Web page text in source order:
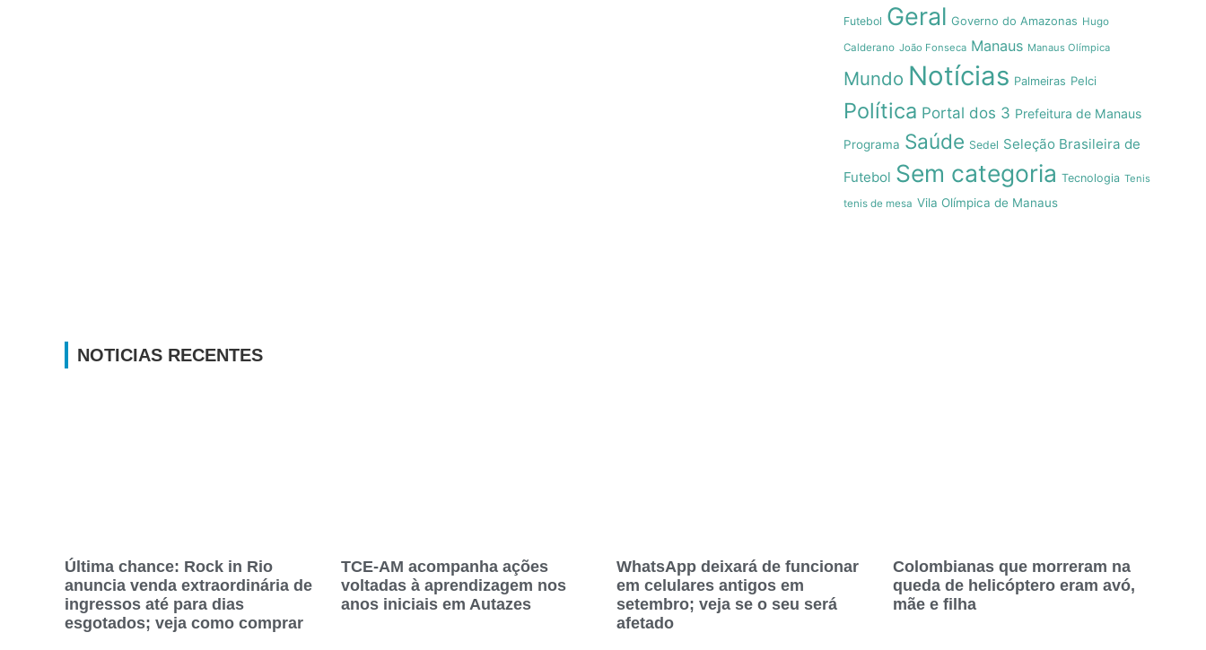
Futebol Geral Governo do Amazonas Hugo
Calderano João Fonseca Manaus Manaus Olímpica
Mundo Notícias Palmeiras Pelci
Política Portal dos 3 Prefeitura de Manaus
Programa Saúde Sedel Seleção Brasileira de
Futebol Sem categoria Tecnologia Tenis
tenis de mesa Vila Olímpica de Manaus
NOTICIAS RECENTES
Última chance: Rock in Rio
anuncia venda extraordinária de
ingressos até para dias
esgotados; veja como comprar
TCE-AM acompanha ações
voltadas à aprendizagem nos
anos iniciais em Autazes
WhatsApp deixará de funcionar
em celulares antigos em
setembro; veja se o seu será
afetado
Colombianas que morreram na
queda de helicóptero eram avó,
mãe e filha